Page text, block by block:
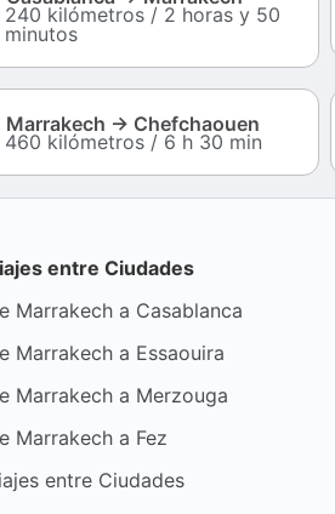
240 kilómetros / 2 horas y 50
minutos
Marrakech → Chefchaouen
460 kilómetros / 6 h 30 min
entre Ciudades
Marrakech a Casablanca
Marrakech a Essaouira
Marrakech a Merzouga
Marrakech a Fez
entre Ciudades